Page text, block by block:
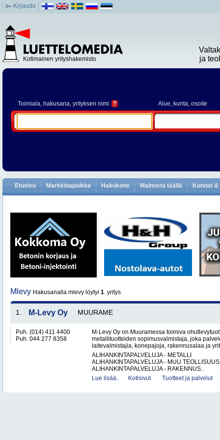
Kirjaudu
Kotimainen yrityshakemisto
ja
Toimiala, hakusana, yrityksen nimi ? Alue, kunta, osoite
Etusivu Markkinapaikka Hakukone Mainosta täällä Kunnat
Mlevy Hakusanalla mlevy löytyi 1. yritys
1. M-Levy Oy MUURAME
Puh. (014) 411 4400
Puh. 044 277 8358
M-Levy Oy on Muuramessa toimiva
metallituotteiden sopimusvalmistaja, joka
laitevalmistajia, konepajoja, rakennusalaa ja
ALIHANKINTAPALVELUJA - METALLI
ALIHANKINTAPALVELUJA - MUU TEOLLISUUS
ALIHANKINTAPALVELUJA - RAKENNUS..
Lue lisää..
Kotisivut Tuotteet ja palvelut